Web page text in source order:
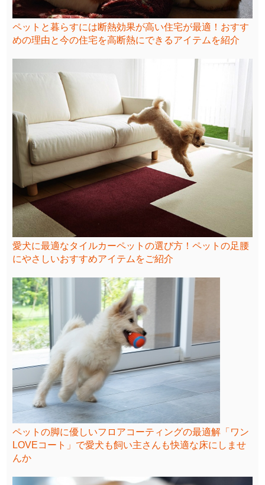
ペットと暮らすには断熱効果が高い住宅が最適！おすす
めの理由と今の住宅を高断熱にできるアイテムを紹介
愛犬に最適なタイルカーペットの選び方！ペットの足腰
にやさしいおすすめアイテムをご紹介
ペットの脚に優しいフロアコーティングの最適解「ワン
LOVEコート」で愛犬も飼い主さんも快適な床にしませ
んか